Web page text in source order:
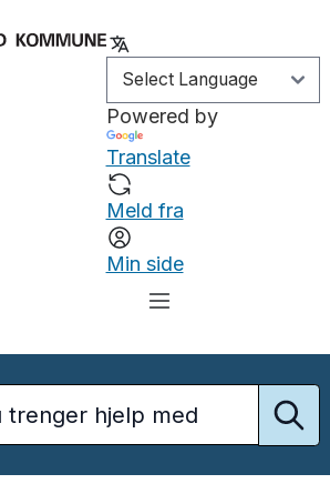
Powered by
Translate
Meld fra
Min side